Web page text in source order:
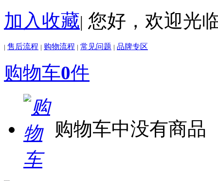
加入收藏| 您好，欢迎光
| 售后流程 | 购物流程 | 常见问题 | 品牌专区
购物车0件
购物车中没有商品